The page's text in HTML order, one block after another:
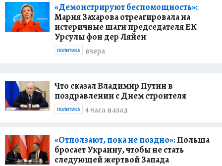
«Демонстрируют беспомощность»:
Мария Захарова отреагировала на
истеричные шаги председателя ЕК
Урсулы фон дер Ляйен
вчера
ПОЛИТИКА
Что сказал Владимир Путин в
поздравлении с Днем строителя
4 часа назад
ПОЛИТИКА
«Отползают, пока не поздно»:Польша
бросает Украину, чтобы не стать
следующей жертвой Запада